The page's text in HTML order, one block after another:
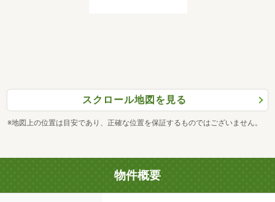
スクロール地図を見る
※地図上の位置は目安であり、正確な位置を保証するものではございません。
物件概要